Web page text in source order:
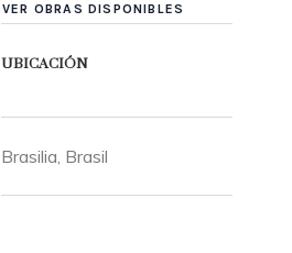
VER OBRAS DISPONIBLES
UBICACIÓN
Brasilia, Brasil